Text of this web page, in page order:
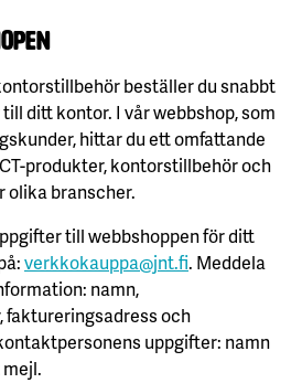
beställer du snabbt
ditt kontor. I vår webbshop, som
hittar du ett omfattande
produkter, kontorstillbehör och
olika branscher.
till webbshoppen för ditt
verkkokauppa@jnt.fi. Meddela
namn,
och
uppgifter: namn